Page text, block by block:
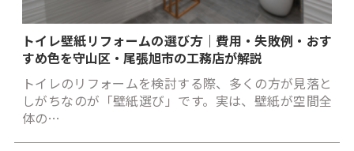
トイレ壁紙リフォームの選び方｜費用・失敗例・おす
すめ色を守山区・尾張旭市の工務店が解説
トイレのリフォームを検討する際、多くの方が見落と
しがちなのが「壁紙選び」です。実は、壁紙が空間全
体の…